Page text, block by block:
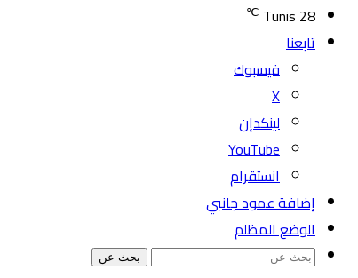
Tunis 28
℃
تابعنا
فيسبوك
‫X
لينكدإن
‫YouTube
انستقرام
إضافة عمود جانبي
الوضع المظلم
بحث عن